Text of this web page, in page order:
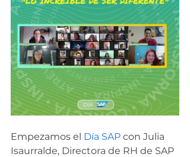
Empezamos el Día SAP con Julia
Isaurralde, Directora de RH de SAP